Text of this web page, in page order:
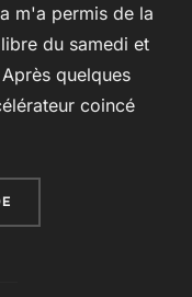
m'a permis de la
du samedi et
quelques
coincé